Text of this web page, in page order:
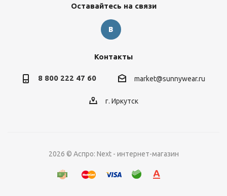
Оставайтесь на связи
Контакты
8 800 222 47 60 market@sunnywear.ru
г. Иркутск
2026 © Аспро: Next - интернет-магазин